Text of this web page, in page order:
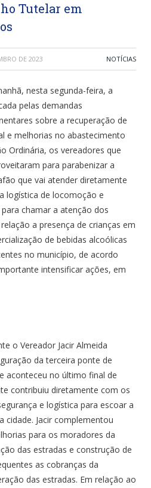
Tutelar em
DE 2023 NOTÍCIAS
nesta segunda-feira, a
pelas demandas
sobre a recuperação de
e melhorias no abastecimento
Ordinária, os vereadores que
para parabenizar a
que vai atender diretamente
logística de locomoção e
chamar a atenção dos
a presença de crianças em
de bebidas alcoólicas
no município, de acordo
intensificar ações, em
o Vereador Jacir Almeida
da terceira ponte de
aconteceu no último final de
contribuiu diretamente com os
e logística para escoar a
cidade. Jacir complementou
para os moradores da
das estradas e construção de
as cobranças da
das estradas. Em relação ao